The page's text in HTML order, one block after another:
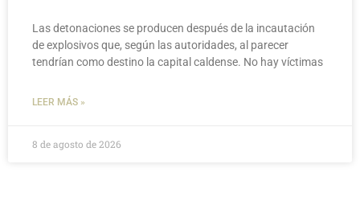
Las detonaciones se producen después de la incautación
de explosivos que, según las autoridades, al parecer
tendrían como destino la capital caldense. No hay víctimas
LEER MÁS »
8 de agosto de 2026